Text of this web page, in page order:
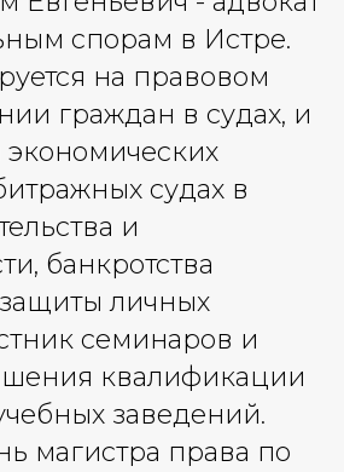
спорам в Истре.
на правовом
граждан в судах, и
судах в
и
банкротства
личных
семинаров и
квалификации
заведений.
магистра права по